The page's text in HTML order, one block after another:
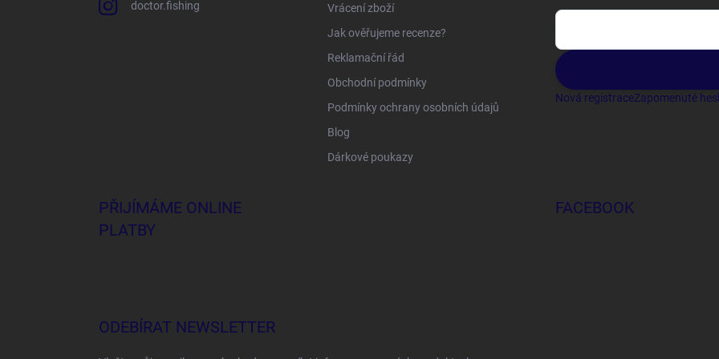
doctor.fishing
Vrácení zboží
Jak ověřujeme recenze?
Reklamační řád
Obchodní podmínky
Podmínky ochrany osobních údajů
Blog
Dárkové poukazy
Nová registraceZapomenuté
PŘIJÍMÁME ONLINE
PLATBY
FACEBOOK
ODEBÍRAT NEWSLETTER